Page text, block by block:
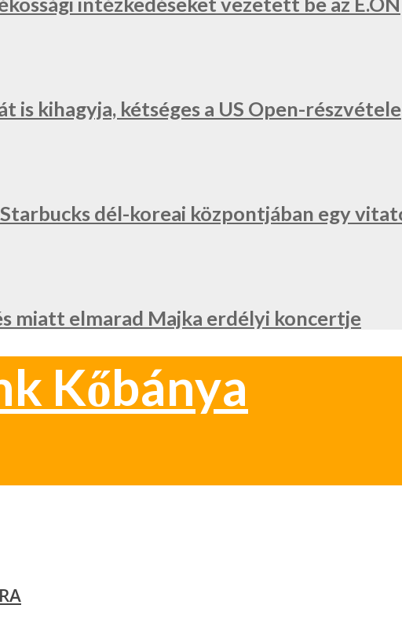
is kihagyja, kétséges a US Open-részvétele
dél-koreai központjában egy
miatt elmarad Majka erdélyi koncertje